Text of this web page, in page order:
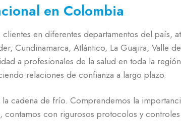
en Colombia
en diferentes departamentos del país,
Cundinamarca, Atlántico, La Guajira, Valle
a profesionales de la salud en toda la
relaciones de confianza a largo plazo.
cadena de frío. Comprendemos la
con rigurosos protocolos y